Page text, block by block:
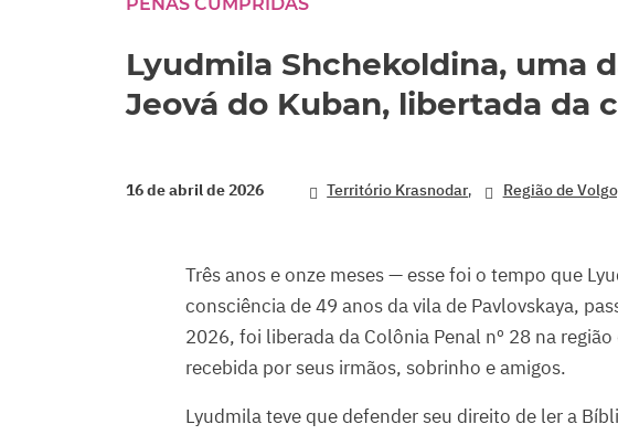
seconds Volume
PENAS CUMPRIDAS
Lyudmila Shchekoldina, uma
Jeová do Kuban, libertada da
16 de abril de 2026 Território Krasnodar, Região de
Três anos e onze meses — esse foi o tempo que
consciência de 49 anos da vila de Pavlovskaya,
2026, foi liberada da Colônia Penal nº 28 na
recebida por seus irmãos, sobrinho e amigos.
Lyudmila teve que defender seu direito de ler a